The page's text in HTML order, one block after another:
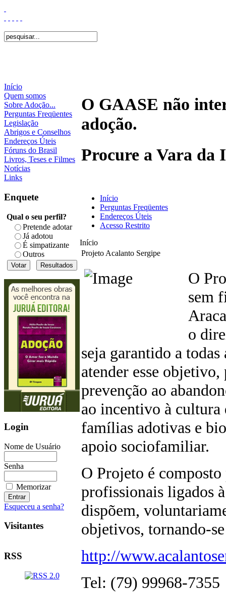
Início
Quem somos
Sobre Adoção...
Perguntas Freqüentes
Legislação
Abrigos e Conselhos
Endereços Úteis
Fóruns do Brasil
Livros, Teses e Filmes
Notícias
Links
Enquete
Qual o seu perfil?
Pretende adotar
Já adotou
É simpatizante
Outros
Login
Nome de Usuário
Senha
Memorizar
Esqueceu a senha?
Visitantes
RSS
O GAASE não
adoção.
Procure a Vara da
Início
Perguntas Freqüentes
Endereços Úteis
Acesso Restrito
Início
Projeto Acalanto Sergipe
O
sem
o
seja garantido a
atender esse
prevenção ao
ao incentivo à cultura
famílias adotivas e
apoio sociofamiliar.
O Projeto é
profissionais ligados
dispõem,
objetivos, tornando-
http://
Tel: (79) 99968-7355